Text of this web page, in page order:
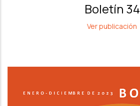
Boletín 34
Ver publicación